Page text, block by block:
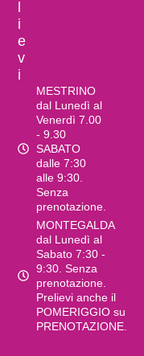
i
e
v
i
MESTRINO
dal Lunedì al
Venerdì 7.00
- 9.30
SABATO
dalle 7:30
alle 9:30.
Senza
prenotazione.
MONTEGALDA
dal Lunedì al
Sabato 7:30 -
9:30. Senza
prenotazione.
Prelievi anche il
POMERIGGIO su
PRENOTAZIONE.